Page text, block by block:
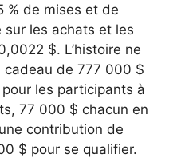
% de mises et de
sur les achats et les
$. L’histoire ne
cadeau de 777 000 $
les participants à
77 000 $ chacun en
contribution de
$ pour se qualifier.